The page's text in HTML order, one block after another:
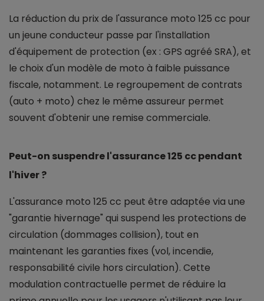
La réduction du prix de l'assurance moto 125 cc pour
un jeune conducteur passe par l'installation
d'équipement de protection (ex : GPS agréé SRA), et
le choix d'un modèle de moto à faible puissance
fiscale, notamment. Le regroupement de contrats
(auto + moto) chez le même assureur permet
souvent d'obtenir une remise commerciale.
Peut-on suspendre l'assurance 125 cc pendant
l'hiver ?
L'assurance moto 125 cc peut être adaptée via une
"garantie hivernage" qui suspend les protections de
circulation (dommages collision), tout en
maintenant les garanties fixes (vol, incendie,
responsabilité civile hors circulation). Cette
modulation contractuelle permet de réduire la